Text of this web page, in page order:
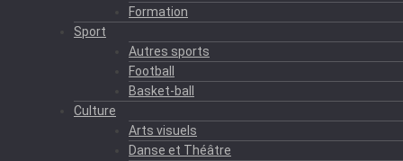
Formation
Sport
Autres sports
Football
Basket-ball
Culture
Arts visuels
Danse et Théâtre